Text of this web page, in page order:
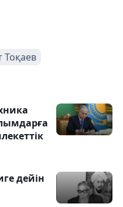
дейін